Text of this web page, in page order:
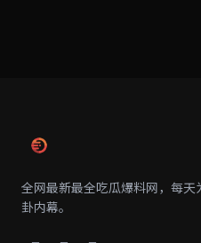
全网最新最全吃瓜爆料网，每
卦内幕。